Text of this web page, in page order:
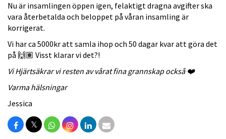
Nu är insamlingen öppen igen, felaktigt dragna avgifter ska
vara återbetalda och beloppet på våran insamling är
korrigerat.
Vi har ca 5000kr att samla ihop och 50 dagar kvar att göra det
på 🙌🏽 Visst klarar vi det?!
Vi Hjärtsäkrar vi resten av vårat fina grannskap också ❤️
Varma hälsningar
Jessica
𝕏